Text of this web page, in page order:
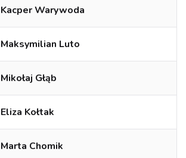
Kacper Warywoda
Maksymilian Luto
Mikołaj Głąb
Eliza Kołtak
Marta Chomik